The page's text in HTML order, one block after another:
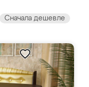
Сначала дешевле